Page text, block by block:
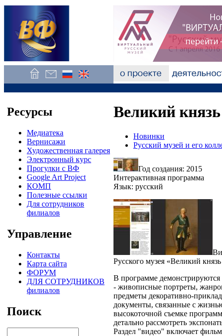
Ресурсы
Медиатека
Вернисажи
Художественная галерея
Электронный курс
Прогулки с ВФ
Google Art Project
КОМП
Полезные ссылки
Для сотрудников
филиалов
Управление
Контакты
Карта сайта
ФОРУМ
ДЛЯ СОТРУДНИКОВ
филиалов
Поиск
Великий
Новинки
Русский музей и его
Год создания: 2015
Интерактивная программа
Язык: русский
Русского музея «Великий
В программе демонстрируются
- живописные портреты,
предметы декоративно-
документы, связанные с
высокоточной съемке
детально рассмотреть
Раздел "видео" включает